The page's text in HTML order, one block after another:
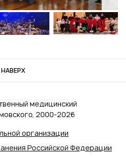
НАВЕРХ
организации
Российской Федерации
медицинский
2000‑2026